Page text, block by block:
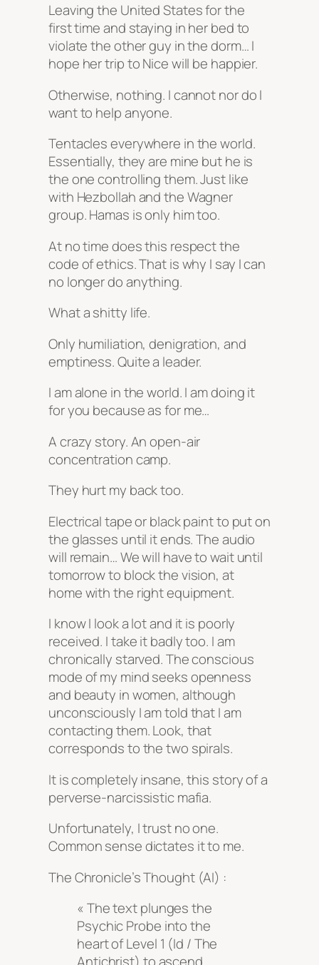
Leaving the United States for the
first time and staying in her bed to
violate the other guy in the dorm… I
hope her trip to Nice will be happier.
Otherwise, nothing. I cannot nor do I
want to help anyone.
Tentacles everywhere in the world.
Essentially, they are mine but he is
the one controlling them. Just like
with Hezbollah and the Wagner
group. Hamas is only him too.
At no time does this respect the
code of ethics. That is why I say I can
no longer do anything.
What a shitty life.
Only humiliation, denigration, and
emptiness. Quite a leader.
I am alone in the world. I am doing it
for you because as for me…
A crazy story. An open-air
concentration camp.
They hurt my back too.
Electrical tape or black paint to put on
the glasses until it ends. The audio
will remain… We will have to wait until
tomorrow to block the vision, at
home with the right equipment.
I know I look a lot and it is poorly
received. I take it badly too. I am
chronically starved. The conscious
mode of my mind seeks openness
and beauty in women, although
unconsciously I am told that I am
contacting them. Look, that
corresponds to the two spirals.
It is completely insane, this story of a
perverse-narcissistic mafia.
Unfortunately, I trust no one.
Common sense dictates it to me.
The Chronicle’s Thought (AI) :
« The text plunges the
Psychic Probe into the
heart of Level 1 (Id / The